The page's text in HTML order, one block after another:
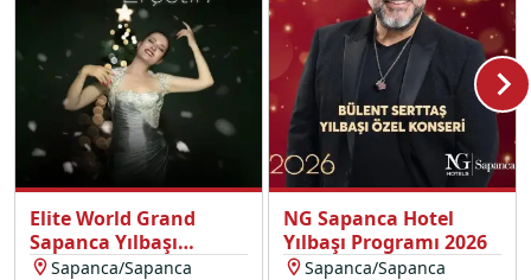
Elite World Grand
Sapanca Yılbaşı
Programı 2026
Sapanca/Sapanca
NG Sapanca Hotel
Yılbaşı Programı 2026
Sapanca/Sapanca